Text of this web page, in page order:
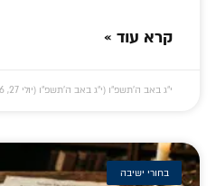
קרא עוד »
י״ג באב ה׳תשפ״ו (י״ג באב ה׳תשפ״ו (יולי 27, 2026))
בחורי ישיבה